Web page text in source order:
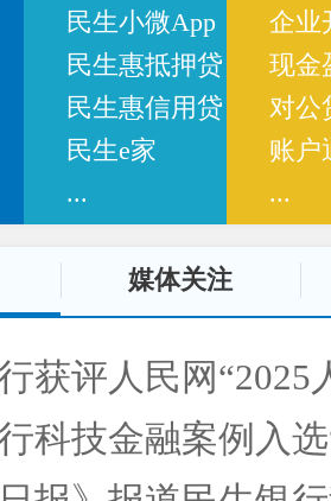
民生小微App
民生惠抵押贷
民生惠信用贷
民生e家
...
企业
现金
对公
账户
...
媒体关注
获评人民网“2025
技金融案例入选“2025人民